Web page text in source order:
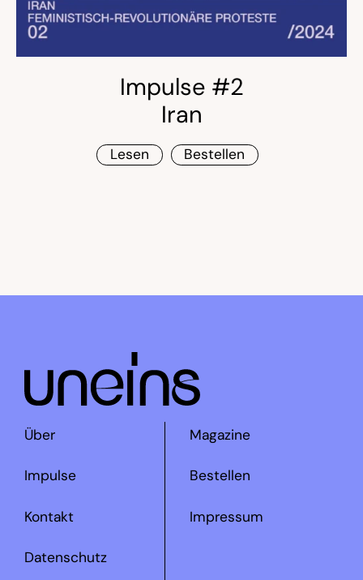
Impulse #2
Iran
Lesen Bestellen
Über Magazine
Impulse Bestellen
Kontakt Impressum
Datenschutz